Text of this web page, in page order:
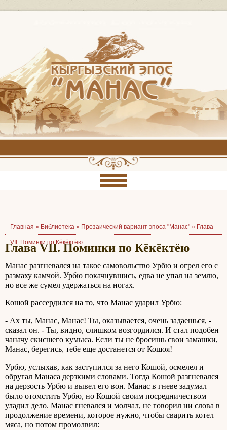
Главная » Библиотека » Прозаический вариант эпоса "Манас" » Глава
VII. Поминки по Кёкёктёю
Глава VII. Поминки по Кёкёктёю
Манас разгневался на такое самовольство Урбю и огрел его с
размаху камчой. Урбю покачнувшись, едва не упал на землю,
но все же сумел удержаться на ногах.
Кошой рассердился на то, что Манас ударил Урбю:
- Ах ты, Манас, Манас! Ты, оказывается, очень задаешься, -
сказал он. - Ты, видно, слишком возгордился. И стал подобен
чаначу скисшего кумыса. Если ты не бросишь свои замашки,
Манас, берегись, тебе еще достанется от Кошоя!
Урбю, услыхав, как заступился за него Кошой, осмелел и
обругал Манаса дерзкими словами. Тогда Кошой разгневался
на дерзость Урбю и вывел его вон. Манас в гневе задумал
было отомстить Урбю, но Кошой своим посредничеством
уладил дело. Манас гневался и молчал, не говорил ни слова в
продолжение времени, которое нужно, чтобы сварить котел
мяса, но потом промолвил: